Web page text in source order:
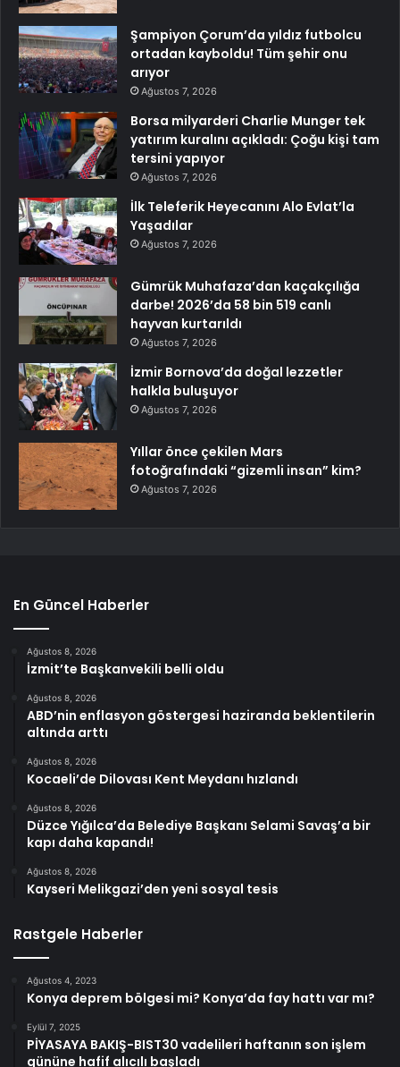
Şampiyon Çorum’da yıldız futbolcu
ortadan kayboldu! Tüm şehir onu
arıyor
Ağustos 7, 2026
Borsa milyarderi Charlie Munger tek
yatırım kuralını açıkladı: Çoğu kişi tam
tersini yapıyor
Ağustos 7, 2026
İlk Teleferik Heyecanını Alo Evlat’la
Yaşadılar
Ağustos 7, 2026
Gümrük Muhafaza’dan kaçakçılığa
darbe! 2026’da 58 bin 519 canlı
hayvan kurtarıldı
Ağustos 7, 2026
İzmir Bornova’da doğal lezzetler
halkla buluşuyor
Ağustos 7, 2026
Yıllar önce çekilen Mars
fotoğrafındaki “gizemli insan” kim?
Ağustos 7, 2026
En Güncel Haberler
Ağustos 8, 2026
İzmit’te Başkanvekili belli oldu
Ağustos 8, 2026
ABD’nin enflasyon göstergesi haziranda beklentilerin
altında arttı
Ağustos 8, 2026
Kocaeli’de Dilovası Kent Meydanı hızlandı
Ağustos 8, 2026
Düzce Yığılca’da Belediye Başkanı Selami Savaş’a bir
kapı daha kapandı!
Ağustos 8, 2026
Kayseri Melikgazi’den yeni sosyal tesis
Rastgele Haberler
Ağustos 4, 2023
Konya deprem bölgesi mi? Konya’da fay hattı var mı?
Eylül 7, 2025
PİYASAYA BAKIŞ-BIST30 vadelileri haftanın son işlem
gününe hafif alıcılı başladı